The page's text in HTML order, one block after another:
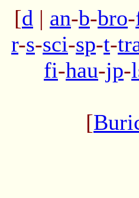
[d | an-b-bro-
r-s-sci-sp-t-
fi-hau-jp-
[